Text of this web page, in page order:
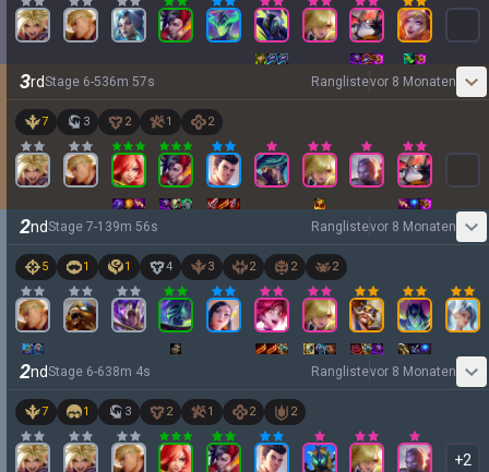
3rdStage 6-536m 57s Ranglistevor 8 Monaten
7 3 2 1 2
2ndStage 7-1 39m 56s Ranglistevor 8 Monaten
5 1 1 4 3 2 2 2
2ndStage 6-638m 4s Ranglistevor 8 Monaten
7 1 3 2 1 2 2
+2